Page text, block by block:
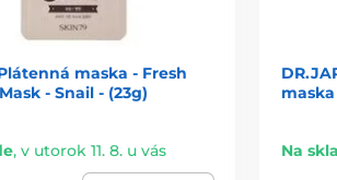
maska - Fresh
- Snail - (23g)
, v utorok 11. 8. u vás Na